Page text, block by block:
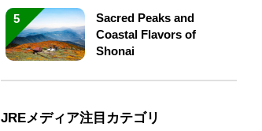
5
Sacred Peaks and
Coastal Flavors of
Shonai
JREメディア注目カテゴリ